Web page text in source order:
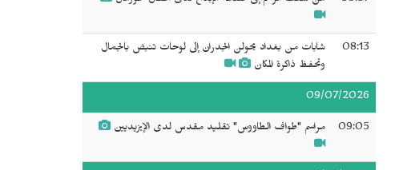
08:13
شابات من بغداد يحولن الجدران إلى لوحات تنبض بالجمال
وتحفظ ذاكرة المكان
09/07/2026
09:05 مراسم "طواف الطاووس" تقليد مقدس لدى الإيزيديين